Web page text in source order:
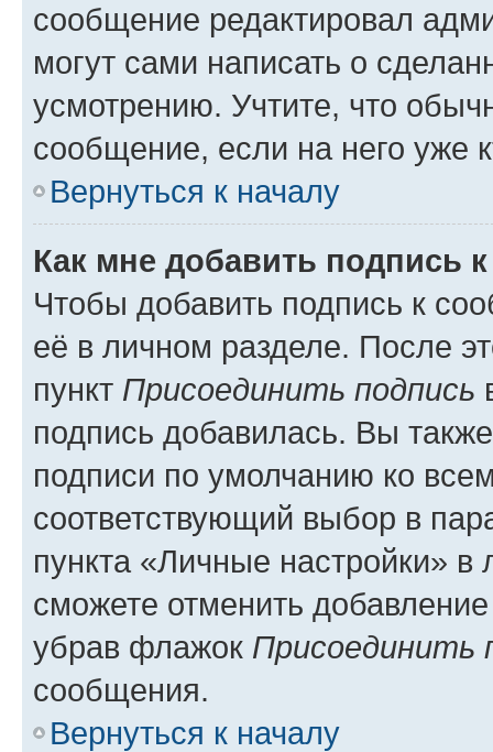
сообщение редактировал
могут сами написать о
усмотрению. Учтите, что
сообщение, если на него уже
Вернуться к началу
Как мне добавить подпись
Чтобы добавить подпись к
её в личном разделе. После
пункт Присоединить подпись
подпись добавилась. Вы
подписи по умолчанию ко
соответствующий выбор в
пункта «Личные настройки»
сможете отменить
убрав флажок Присоединить
сообщения.
Вернуться к началу